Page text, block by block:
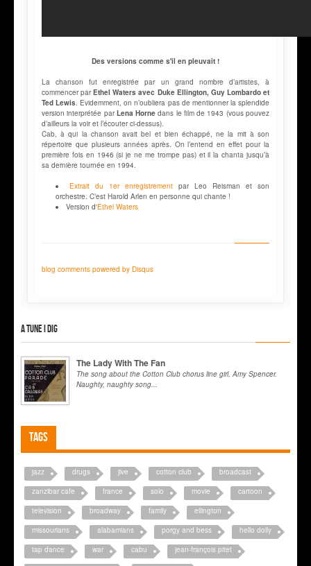
Des versions comme s'il en pleuvait !
La chanson fut enregistrée par un grand nombre d’artistes, à
commencer parEthel Waters avec Duke Ellington, Guy Lombardo et
Ted Lewis . Evidemment, on n’oubliera pas de mentionner la splendide
version interprétée parLena Hornedans le film de 1943 (vous pouvez
d’ailleurs la voir et l’écouter ci-dessus).
Cab, à qui la chanson avait bel et bien échappé, ne la mit à son
répertoire que plusieurs années après. On l’entend en effet pour la
première fois en 1946 (si je ne me trompe pas) et il la chanta jusqu’à
sa dernière tournée en 1994.
Extrait du 1er enregistrement par Leo Reisman et son
orchestre. C’est Harold Arlen en personne qui chante !
Version d'Ethel Waters
blog comments powered by Disqus
A tune I dig
The Lady With The Fan
The song about the Cotton Club chorus line girl, Amy Spencer.
Naughty, naughty song...
Tags
jazz drugs jive cotton club
broadcast
zanzibar cafe
france solo movie
cartoon
television
broadway family
ellington
missourians
alabamians porgy and bess
hello dolly
tap dance
war cabu
jean-françois pitet